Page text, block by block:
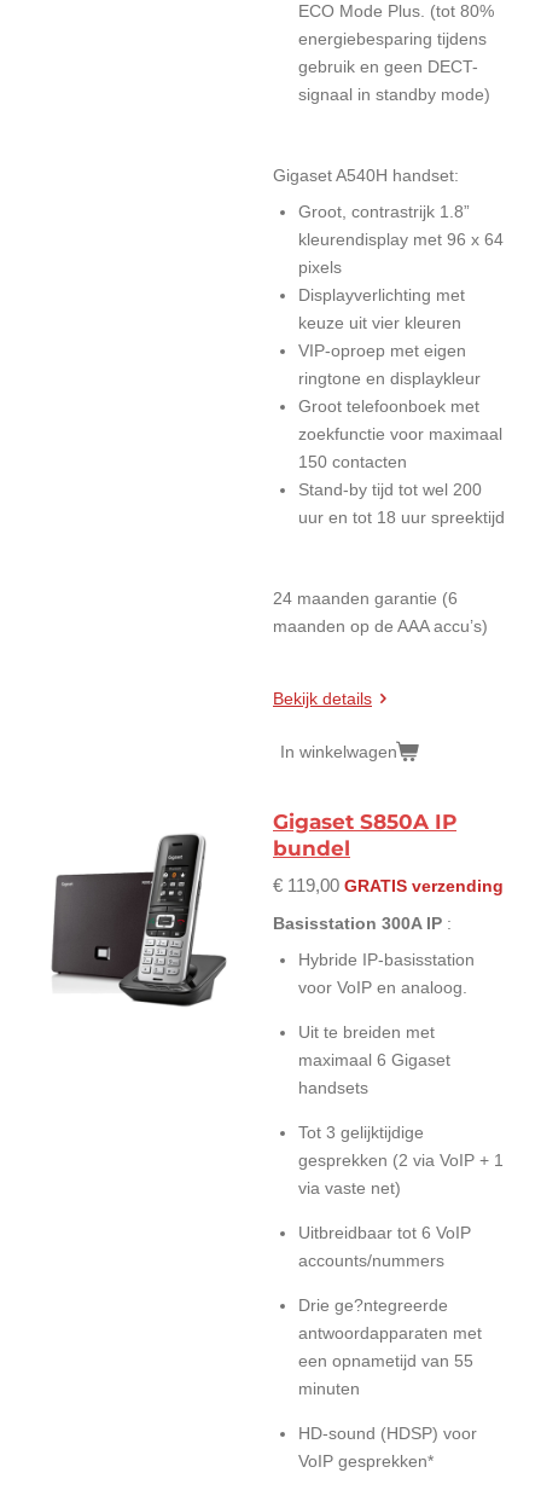
ECO Mode Plus. (tot 80%
energiebesparing tijdens
gebruik en geen DECT-
signaal in standby mode)
Gigaset A540H handset:
Groot, contrastrijk 1.8”
kleurendisplay met 96 x 64
pixels
Displayverlichting met
keuze uit vier kleuren
VIP-oproep met eigen
ringtone en displaykleur
Groot telefoonboek met
zoekfunctie voor maximaal
150 contacten
Stand-by tijd tot wel 200
uur en tot 18 uur spreektijd
24 maanden garantie (6
maanden op de AAA accu’s)
Bekijk details
In winkelwagen
Gigaset S850A IP
bundel
€ 119,00 GRATIS verzending
Basisstation 300A IP :
Hybride IP-basisstation
voor VoIP en analoog.
Uit te breiden met
maximaal 6 Gigaset
handsets
Tot 3 gelijktijdige
gesprekken (2 via VoIP + 1
via vaste net)
Uitbreidbaar tot 6 VoIP
accounts/nummers
Drie ge?ntegreerde
antwoordapparaten met
een opnametijd van 55
minuten
HD-sound (HDSP) voor
VoIP gesprekken*